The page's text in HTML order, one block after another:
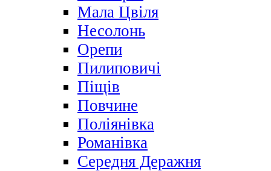
Мала Цвіля
Несолонь
Орепи
Пилиповичі
Піщів
Повчине
Поліянівка
Романівка
Середня Деражня